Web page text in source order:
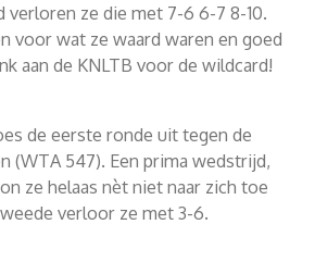
verloren ze die met 7-6 6-7 8-10.
voor wat ze waard waren en goed
aan de KNLTB voor de wildcard!
de eerste ronde uit tegen de
(WTA 547). Een prima wedstrijd,
ze helaas nèt niet naar zich toe
verloor ze met 3-6.